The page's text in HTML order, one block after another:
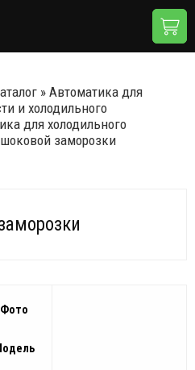
» Автоматика для
и холодильного
для холодильного
заморозки
Фото